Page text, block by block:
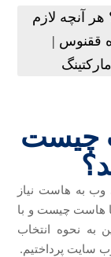
چیست
وب به هاست نیاز
یا هاست چیست و با
به نحوه انتخاب
سایت پرداختیم.